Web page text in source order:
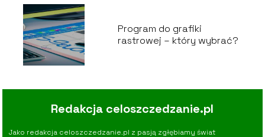
Program do grafiki
rastrowej – który wybrać?
Redakcja celoszczedzanie.pl
Jako redakcja celoszczedzanie.pl z pasją zgłębiamy świat